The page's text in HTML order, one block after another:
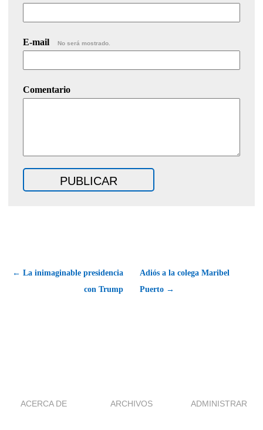
E-mail No será mostrado.
Comentario
← La inimaginable presidencia
con Trump
Adiós a la colega Maribel
Puerto →
ACERCA DE ARCHIVOS ADMINISTRAR